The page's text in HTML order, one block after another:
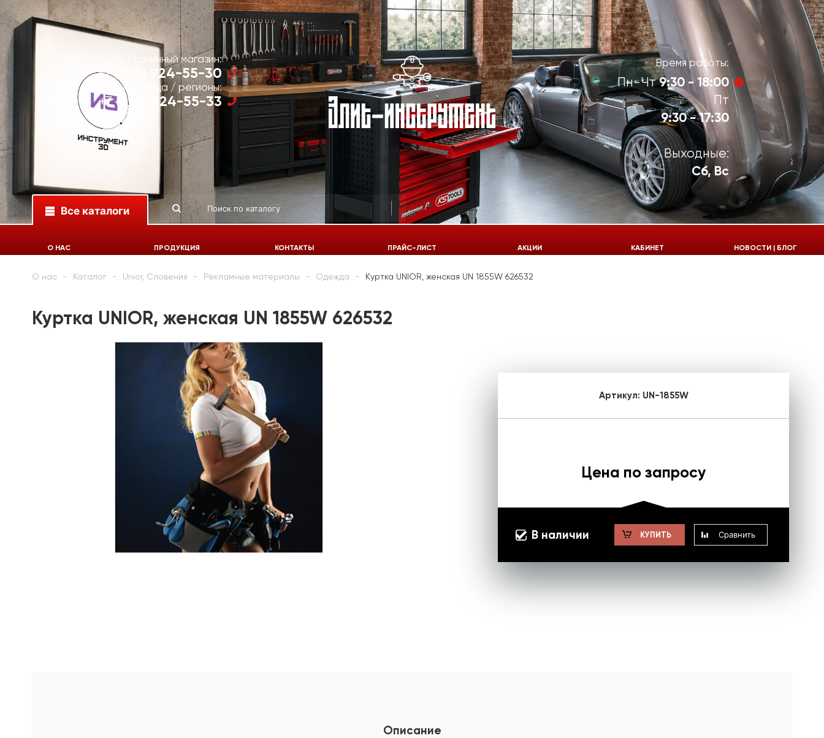
Розничный магазин:
+7 (495) 924-55-30
Юр. лица / регионы:
+7 (495) 924-55-33
Время работы:
Пн-Чт9:30 - 18:00
Пт
9:30 - 17:30
Выходные:
Сб, Вс
Все каталоги
924-55-33
О НАС ПРОДУКЦИЯ КОНТАКТЫ ПРАЙС-ЛИСТ АКЦИИ КАБИНЕТ НОВОСТИ | БЛОГ
О нас Каталог Unior, Словения Рекламные материалы Одежда Куртка UNIOR, женская UN 1855W 626532
Куртка UNIOR, женская UN 1855W 626532
Артикул: UN-1855W
Цена по запросу
В наличии КУПИТЬ Сравнить
Описание